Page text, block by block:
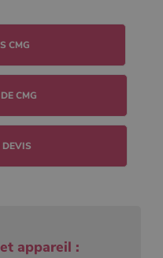
CMG
DEVIS
appareil :